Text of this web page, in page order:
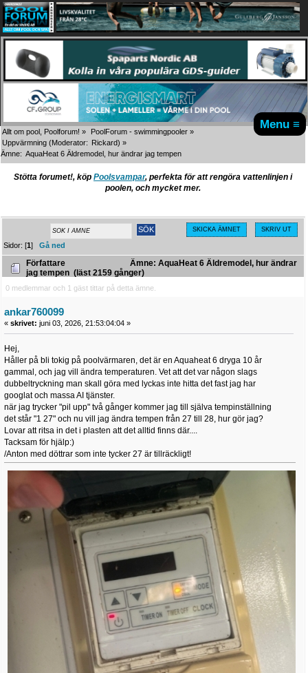
Menu ≡
Allt om pool, Poolforum! » PoolForum - swimmingpooler »
Uppvärmning (Moderator: Rickard) »
Ämne: AquaHeat 6 Äldremodel, hur ändrar jag tempen
Stötta forumet!, köp Poolsvampar, perfekta för att rengöra vattenlinjen i
poolen, och mycket mer.
SKICKA ÄMNET SKRIV UT
Sidor: [1]Gå ned
Författare
Ämne: AquaHeat 6 Äldremodel, hur ändrar
jag tempen (läst 2159 gånger)
0 medlemmar och 1 gäst tittar på detta ämne.
ankar760099
« skrivet: juni 03, 2026, 21:53:04:04 »
Hej,
Håller på bli tokig på poolvärmaren, det är en Aquaheat 6 dryga 10 år
gammal, och jag vill ändra temperaturen. Vet att det var någon slags
dubbeltryckning man skall göra med lyckas inte hitta det fast jag har
googlat och massa AI tjänster.
när jag trycker "pil upp" två gånger kommer jag till själva tempinställning
det står "1 27" och nu vill jag ändra tempen från 27 till 28, hur gör jag?
Lovar att ritsa in det i plasten att det alltid finns där....
Tacksam för hjälp:)
/Anton med döttrar som inte tycker 27 är tillräckligt!